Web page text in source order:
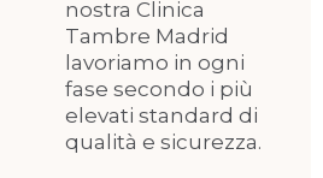
nostra Clinica
Tambre Madrid
lavoriamo in ogni
fase secondo i più
elevati standard di
qualità e sicurezza.